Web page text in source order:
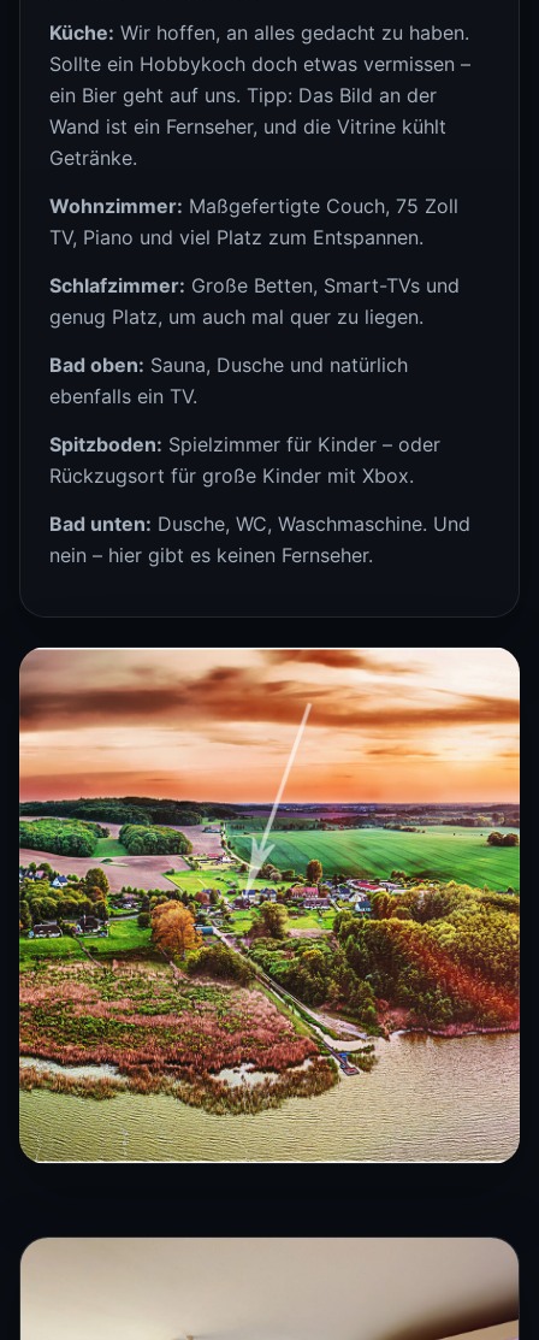
Küche: Wir hoffen, an alles gedacht zu haben.
Sollte ein Hobbykoch doch etwas vermissen –
ein Bier geht auf uns. Tipp: Das Bild an der
Wand ist ein Fernseher, und die Vitrine kühlt
Getränke.
Wohnzimmer: Maßgefertigte Couch, 75 Zoll
TV, Piano und viel Platz zum Entspannen.
Schlafzimmer: Große Betten, Smart-TVs und
genug Platz, um auch mal quer zu liegen.
Bad oben: Sauna, Dusche und natürlich
ebenfalls ein TV.
Spitzboden: Spielzimmer für Kinder – oder
Rückzugsort für große Kinder mit Xbox.
Bad unten: Dusche, WC, Waschmaschine. Und
nein – hier gibt es keinen Fernseher.